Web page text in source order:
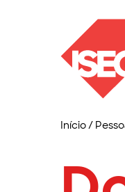
Início/